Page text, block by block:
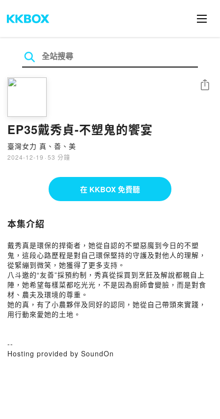
EP35戴秀貞-不塑鬼的饗宴
臺灣女力 真、善、美
2024-12-19 · 53 分鐘
分享
在 KKBOX 免費聽
本集介紹
戴秀真是環保的捍衛者，她從自認的不塑惡魔到今日的不塑
鬼，這段心路歷程是對自己環保堅持的守護及對他人的理解，
從緊繃到微笑，她獲得了更多支持。
八斗邀的“友善”採預約制，秀真從採買到烹飪及解說都親自上
陣，她希望每樣菜都吃光光，不是因為廚師會變臉，而是對食
材、農夫及環境的尊重。
她的真，有了小農夥伴及同好的認同，她從自己帶頭來實踐，
用行動來愛她的土地。
--
Hosting provided by SoundOn